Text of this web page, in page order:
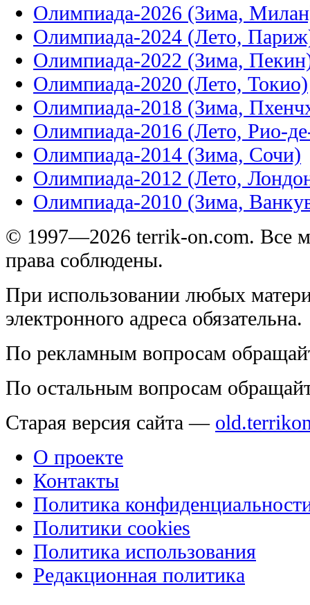
Олимпиада-2026 (Зима,
Олимпиада-2024 (Лето,
Олимпиада-2022 (Зима,
Олимпиада-2020 (Лето, Токио)
Олимпиада-2018 (Зима,
Олимпиада-2016 (Лето, Рио-
Олимпиада-2014 (Зима, Сочи)
Олимпиада-2012 (Лето,
Олимпиада-2010 (Зима,
© 1997—2026 terrik-on.com. Все
права соблюдены.
При использовании любых
электронного адреса обязательна.
По рекламным вопросам
По остальным вопросам
Старая версия сайта —
О проекте
Контакты
Политика
Политики cookies
Политика использования
Редакционная политика